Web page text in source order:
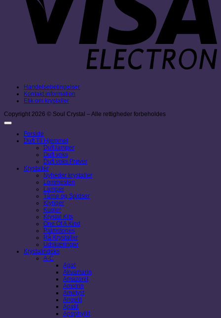
Handelsebetingelser
Kontakt information
Etik om krystaller
Copyright 2026 © Soul Crystal – Alle rettigheder forbeholdes
Forside
Duft Til Hjemmet
Duft lamper
Duft voks
Duft voks Prøver
Krystaller
Nyheder krystaller
Lommesten
Lamper
Tårne og Spidser
Klynger
Kugler
Krystal Kits
One Of A Kind
Palmstones
Rå Krystaller
Udskæringer
Krystalindeks
A-C
Agat
Akvamarin
Amazonit
Ametrin
Ametyst
Angelit
Apatit
Apophyllit